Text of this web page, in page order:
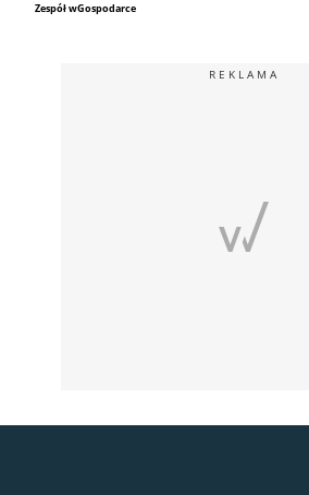
Zespół wGospodarce
REKLAMA